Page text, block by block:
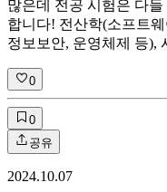
많은데 전공 시험은 다
합니다! 전산학(소프트
정보보안, 운영체제 등),
0
0
공유
2024.10.07